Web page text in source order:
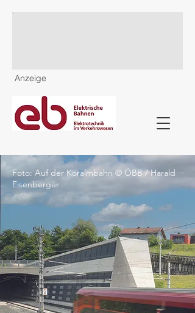
Anzeige
Foto: Auf der Koralmbahn © ÖBB / Harald
Eisenberger